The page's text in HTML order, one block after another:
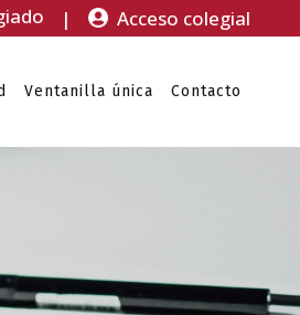
| Acceso colegial
Ventanilla única Contacto